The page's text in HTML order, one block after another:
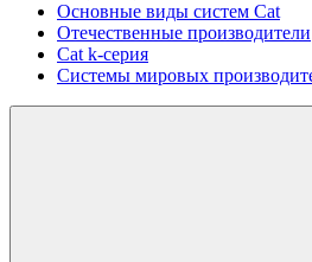
Основные виды систем Cat
Отечественные производители
Сat k-серия
Системы мировых